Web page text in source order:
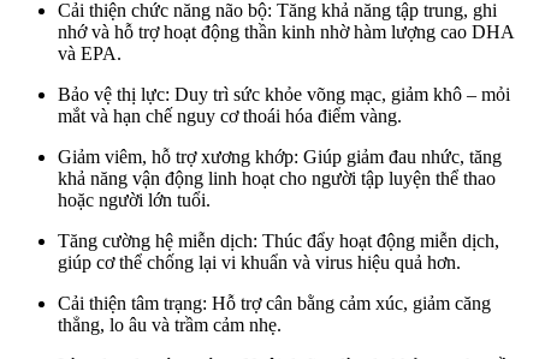
Cải thiện chức năng não bộ: Tăng khả năng tập trung, ghi
nhớ và hỗ trợ hoạt động thần kinh nhờ hàm lượng cao DHA
và EPA.
Bảo vệ thị lực: Duy trì sức khỏe võng mạc, giảm khô – mỏi
mắt và hạn chế nguy cơ thoái hóa điểm vàng.
Giảm viêm, hỗ trợ xương khớp: Giúp giảm đau nhức, tăng
khả năng vận động linh hoạt cho người tập luyện thể thao
hoặc người lớn tuổi.
Tăng cường hệ miễn dịch: Thúc đẩy hoạt động miễn dịch,
giúp cơ thể chống lại vi khuẩn và virus hiệu quả hơn.
Cải thiện tâm trạng: Hỗ trợ cân bằng cảm xúc, giảm căng
thẳng, lo âu và trầm cảm nhẹ.